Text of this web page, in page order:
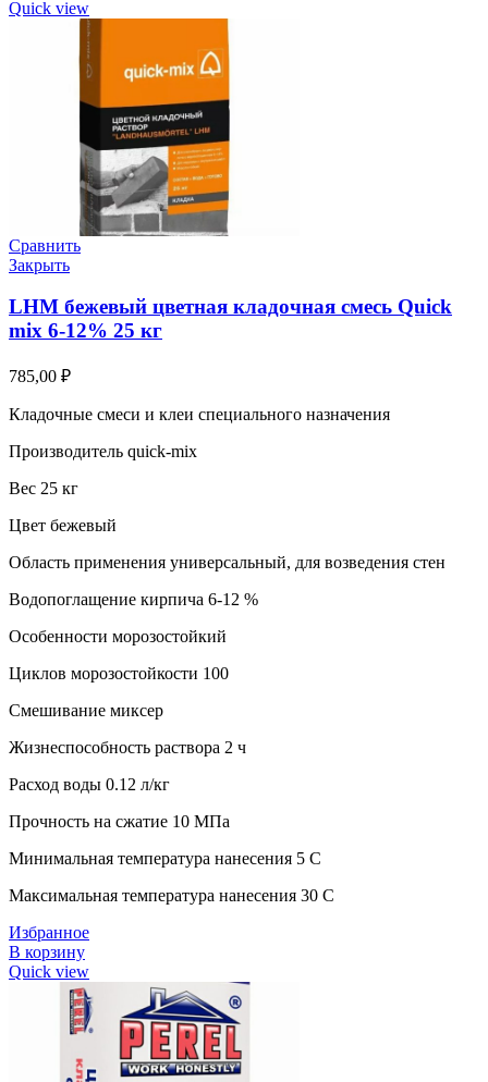
Quick view
Сравнить
Закрыть
LHM бежевый цветная кладочная смесь Quick
mix 6-12% 25 кг
785,00 ₽
Кладочные смеси и клеи специального назначения
Производитель quick-mix
Вес 25 кг
Цвет бежевый
Область применения универсальный, для возведения стен
Водопоглащение кирпича 6-12 %
Особенности морозостойкий
Циклов морозостойкости 100
Смешивание миксер
Жизнеспособность раствора 2 ч
Расход воды 0.12 л/кг
Прочность на сжатие 10 МПа
Минимальная температура нанесения 5 C
Максимальная температура нанесения 30 C
Избранное
В корзину
Quick view